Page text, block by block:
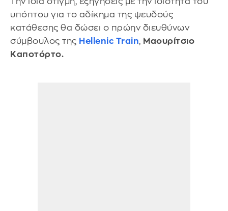
υπόπτου για το αδίκημα της ψευδούς
κατάθεσης θα δώσει ο πρώην διευθύνων
σύμβουλος της Hellenic Train, Μαουρίτσιο
Καποτόρτο.